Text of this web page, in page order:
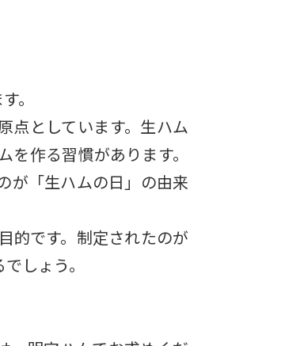
。
点としています。生ハム
作る習慣があります。
が「生ハムの日」の由来
的です。制定されたのが
しょう。